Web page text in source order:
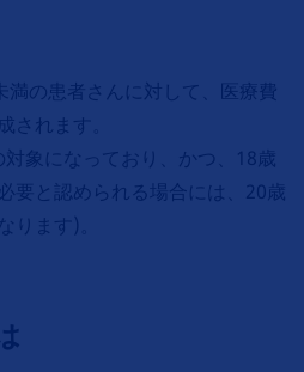
満の患者さんに対して、医療費
されます。
象になっており、かつ、18歳
要と認められる場合には、20歳
ります)。